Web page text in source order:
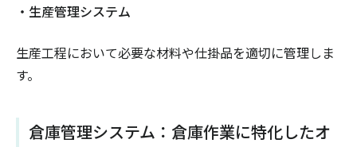
・生産管理システム
生産工程において必要な材料や仕掛品を適切に管理しま
す。
倉庫管理システム：倉庫作業に特化したオ